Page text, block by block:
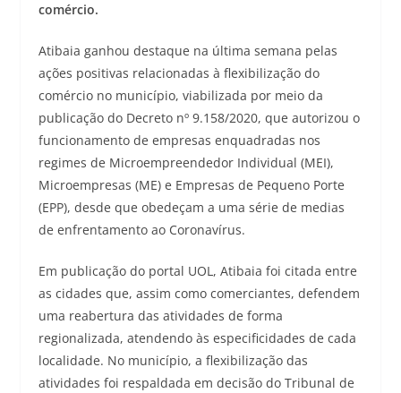
comércio.
Atibaia ganhou destaque na última semana pelas
ações positivas relacionadas à flexibilização do
comércio no município, viabilizada por meio da
publicação do Decreto nº 9.158/2020, que autorizou o
funcionamento de empresas enquadradas nos
regimes de Microempreendedor Individual (MEI),
Microempresas (ME) e Empresas de Pequeno Porte
(EPP), desde que obedeçam a uma série de medias
de enfrentamento ao Coronavírus.
Em publicação do portal UOL, Atibaia foi citada entre
as cidades que, assim como comerciantes, defendem
uma reabertura das atividades de forma
regionalizada, atendendo às especificidades de cada
localidade. No município, a flexibilização das
atividades foi respaldada em decisão do Tribunal de